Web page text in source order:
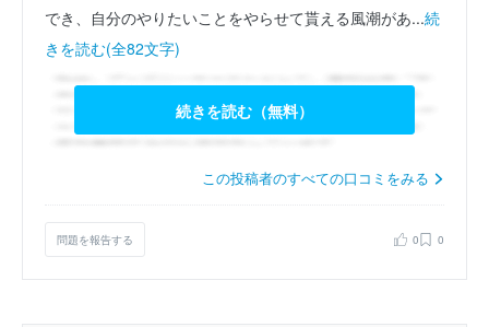
でき、自分のやりたいことをやらせて貰える風潮があ...続
きを読む(全82文字)
続きを読む（無料）
この投稿者のすべての口コミをみる
問題を報告する 0 0